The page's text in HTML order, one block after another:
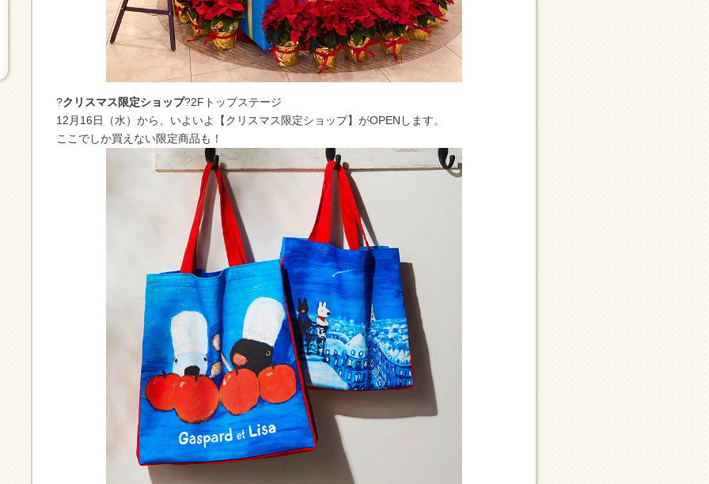
?クリスマス限定ショップ?2Fトップステージ
12月16日（水）から、いよいよ【クリスマス限定ショップ】がOPENします。
ここでしか買えない限定商品も！